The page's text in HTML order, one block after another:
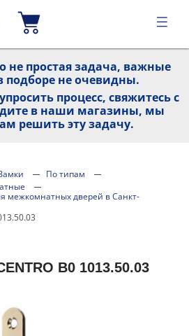
не простая задача, важные
подборе не очевидны.
процесс, свяжитесь с
в наши магазины, мы
решить эту задачу.
По типам
межкомнатных дверей в Санкт-
B0 1013.50.03